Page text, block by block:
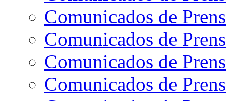
Comunicados de
Comunicados de
Comunicados de
Comunicados de